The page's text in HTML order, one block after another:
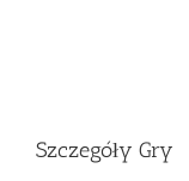
Szczegóły Gry